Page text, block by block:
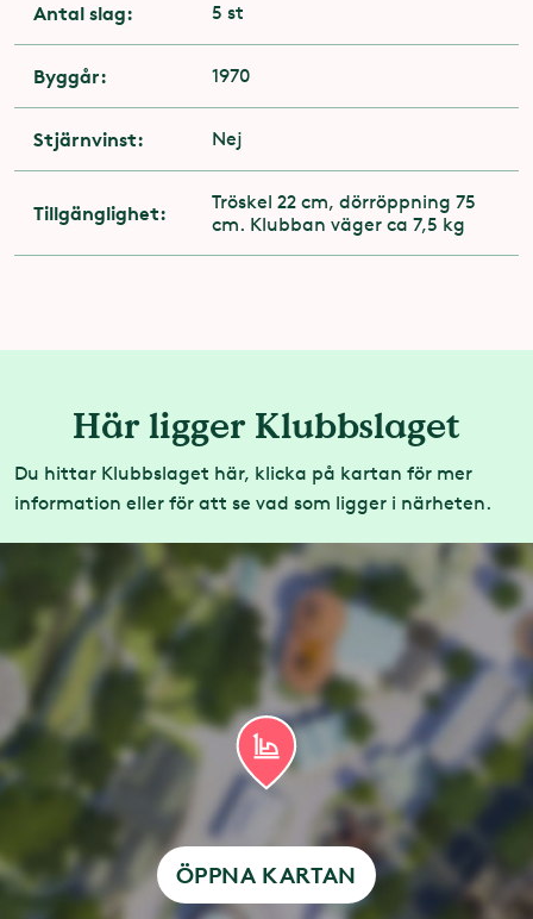
Antal slag: 5 st
Byggår: 1970
Stjärnvinst: Nej
Tillgänglighet:
Tröskel 22 cm, dörröppning 75
cm. Klubban väger ca 7,5 kg
Här ligger Klubbslaget
Du hittar Klubbslaget här, klicka på kartan för mer
information eller för att se vad som ligger i närheten.
ÖPPNA KARTAN